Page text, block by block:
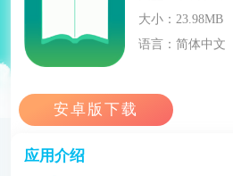
大小：23.98MB
语言：简体中文
应用介绍